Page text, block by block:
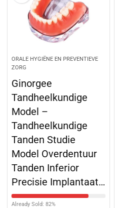
ORALE HYGIËNE EN PREVENTIEVE
ZORG
Ginorgee
Tandheelkundige
Model –
Tandheelkundige
Tanden Studie
Model Overdentuur
Tanden Inferior
Precisie Implantaat…
Already Sold: 82%